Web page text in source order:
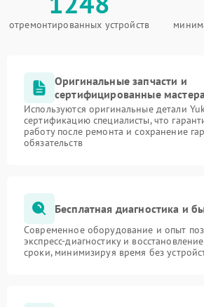
отремонтированных устройств
Оригинальные запчасти и
сертифицированные
Используются оригинальные детали
сертификацию специалисты, что
работу после ремонта и сохранение
обязательств
Бесплатная диагностика и
Современное оборудование и опыт
экспресс-диагностику и
сроки, минимизируя время без